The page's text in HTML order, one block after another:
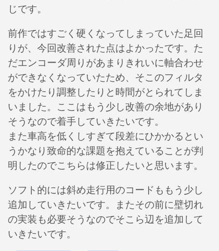
じです。
前作ではすごく硬くなってしまっていた足回
りが、今回改善された点はよかったです。た
だエンコーダ周りがあまりきれいに軸合わせ
ができなくなっていたため、そこのフィルタ
をかけたり調整したりと時間がとられてしま
いました。ここはもう少し改善の余地があり
そうなので着手していきたいです。
また車高を低くしすぎて段差にひかかるとい
うかなり致命的な課題を抱えていることが判
明したのでこちらは修正したいと思います。
ソフト的には斜め走行用のコードももう少し
追加していきたいです。またその前に壁切れ
の実装も必要そうなのでそこら辺を追加して
いきたいです。